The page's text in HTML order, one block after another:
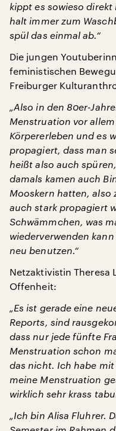
kippt es sowieso
halt immer zum
spül das einmal ab.“
Die jungen
feministischen
Freiburger
„Also in den 80er-
Menstruation vor
Körpererleben und es
propagiert, dass man
heißt also auch
damals kamen auch
Mooskern hatten, also
auch stark propagiert
Schwämmchen, was
wiederverwenden
neu benutzen.“
Netzaktivistin Theresa
Offenheit:
„Es ist gerade eine
Reports, sind
dass nur jede fünfte
Menstruation schon
das nicht. Ich habe
meine Menstruation
wirklich sehr krass
„Ich bin Alisa Fluhrer.